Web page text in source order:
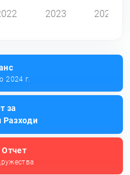
2023 2024
2024 г.
за
Разходи
Отчет